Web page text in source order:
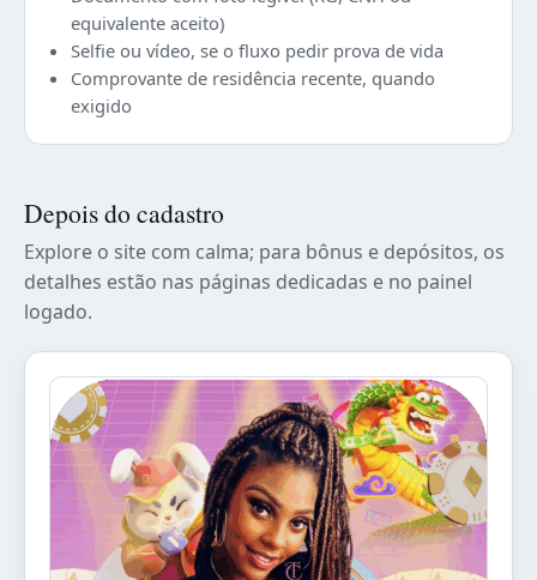
equivalente aceito)
Selfie ou vídeo, se o fluxo pedir prova de vida
Comprovante de residência recente, quando
exigido
Depois do cadastro
Explore o site com calma; para bônus e depósitos, os
detalhes estão nas páginas dedicadas e no painel
logado.